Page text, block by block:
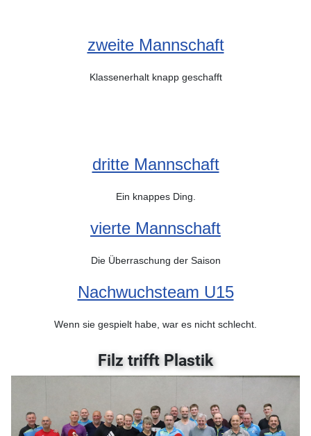
zweite Mannschaft
Klassenerhalt knapp geschafft
dritte Mannschaft
Ein knappes Ding.
vierte Mannschaft
Die Überraschung der Saison
Nachwuchsteam U15
Wenn sie gespielt habe, war es nicht schlecht.
Filz trifft Plastik